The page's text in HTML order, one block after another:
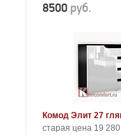
8500 руб.
Комод Элит 27
старая цена 19